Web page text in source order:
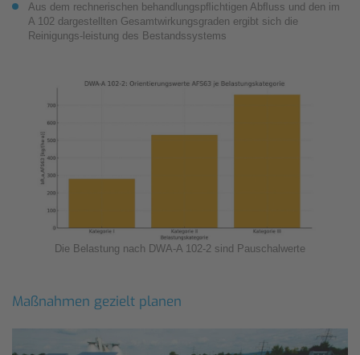
Aus dem rechnerischen behandlungspﬂichtigen Abﬂuss und den im
A 102 dargestellten Gesamtwirkungsgraden ergibt sich die
Reinigungs-leistung des Bestandssystems
Die Belastung nach DWA-A 102-2 sind Pauschalwerte
Maßnahmen gezielt planen